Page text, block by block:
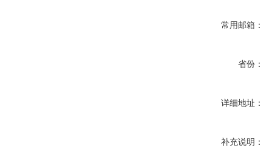
常用邮箱：
省份：
详细地址：
补充说明：